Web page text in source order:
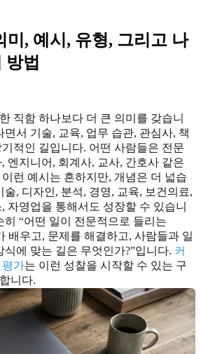
미, 예시, 유형, 그리고 나
방법
직함 하나보다 더 큰 의미를 갖습니
서 기술, 교육, 업무 습관, 관심사, 책
적인 길입니다. 어떤 사람들은 전문
엔지니어, 회계사, 교사, 간호사 같은
런 예시는 흔하지만, 개념은 더 넓습
술, 디자인, 분석, 경영, 교육, 보건의료,
자영업을 통해서도 성장할 수 있습니
히 “어떤 일이 전문적으로 들리는
배우고, 문제를 해결하고, 사람들과 일
에 맞는 길은 무엇인가?”입니다. 커
평가는 이런 성찰을 시작할 수 있는 구
니다.